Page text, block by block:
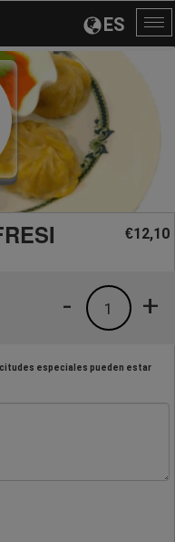
ES
€12,10
+
1
-
especiales pueden estar